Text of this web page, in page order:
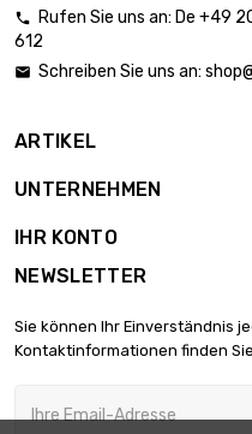
Durchmesser : 16mm
Durchmesser : 17mm
Länge : 1 Meter
Durchmesser : 20mm
 Rufen Sie uns an: De +49
612
 Schreiben Sie uns an:
ARTIKEL
UNTERNEHMEN
IHR KONTO
NEWSLETTER
Sie können Ihr Einverständnis
Kontaktinformationen finden